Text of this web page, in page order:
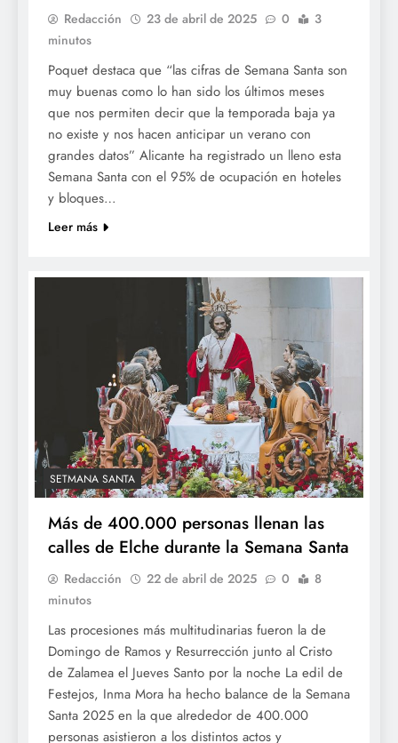
Redacción 23 de abril de 2025 0
3
minutos
Poquet destaca que “las cifras de Semana Santa son
muy buenas como lo han sido los últimos meses
que nos permiten decir que la temporada baja ya
no existe y nos hacen anticipar un verano con
grandes datos” Alicante ha registrado un lleno esta
Semana Santa con el 95% de ocupación en hoteles
y bloques…
Leer más
SETMANA SANTA
Más de 400.000 personas llenan las
calles de Elche durante la Semana Santa
Redacción 22 de abril de 2025 0
8
minutos
Las procesiones más multitudinarias fueron la de
Domingo de Ramos y Resurrección junto al Cristo
de Zalamea el Jueves Santo por la noche La edil de
Festejos, Inma Mora ha hecho balance de la Semana
Santa 2025 en la que alrededor de 400.000
personas asistieron a los distintos actos y